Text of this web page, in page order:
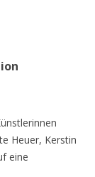
Heuer, Kerstin
eine